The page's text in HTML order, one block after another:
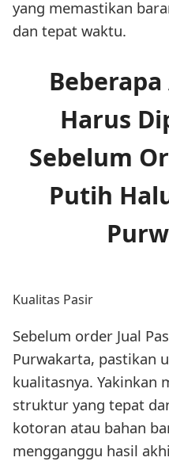
yang memastikan
dan tepat waktu.
Harus
Sebelum
Putih
Kualitas Pasir
Sebelum order Jual
Purwakarta, pastikan
kualitasnya. Yakinkan
struktur yang tepat
kotoran atau bahan
mengganggu hasil